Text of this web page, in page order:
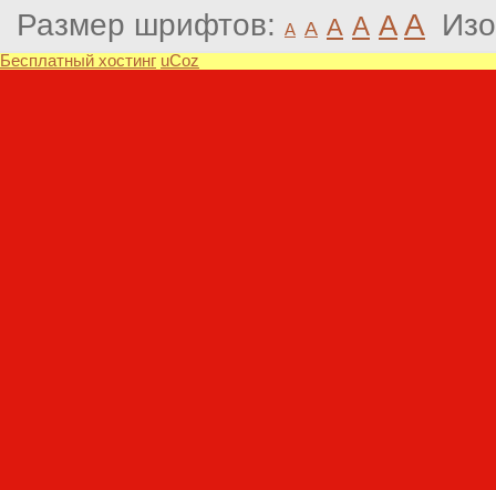
Размер шрифтов: A A A A A A
Бесплатный хостинг uCoz